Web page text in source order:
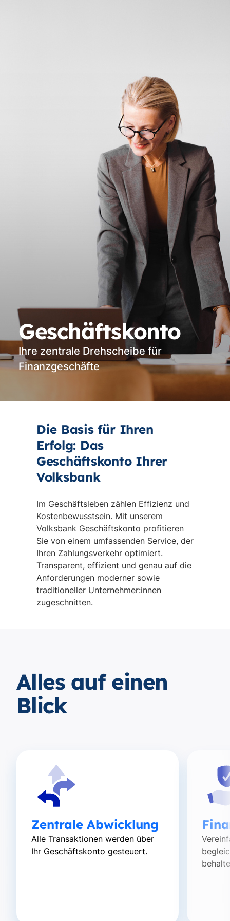
Geschäftskonto
Ihre zentrale Drehscheibe für
Finanzgeschäfte
Die Basis für Ihren
Erfolg: Das
Geschäftskonto Ihrer
Volksbank
Im Geschäftsleben zählen Effizienz und
Kostenbewusstsein. Mit unserem
Volksbank Geschäftskonto profitieren
Sie von einem umfassenden Service, der
Ihren Zahlungsverkehr optimiert.
Transparent, effizient und genau auf die
Anforderungen moderner sowie
traditioneller Unternehmer:innen
zugeschnitten.
Alles auf einen
Blick
Zentrale Abwicklung
Alle Transaktionen werden über
Ihr Geschäftskonto gesteuert.